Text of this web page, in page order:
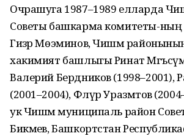
Очрашуга 1987–1989 елларда
Советы башкарма комитеты-ның
Гизәр Мөэминов, Чишмә
хакимият башлыгы Ринат
Валерий Бердников (1998–2001),
(2001–2004), Флүр Уразмәтов
ук Чишмә муниципаль район
Бикмәев, Башкортстан